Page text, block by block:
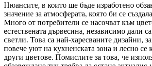
Нюансите, в които ще бъде изработено
значение за атмосферата, която би се
Много от потребители се насочват към
естествената дървесина, независимо дали
светли. Това са най-харесваните дизайни,
повече уют на кухненската зона и лесно се
други цветове. Помислите за това, че